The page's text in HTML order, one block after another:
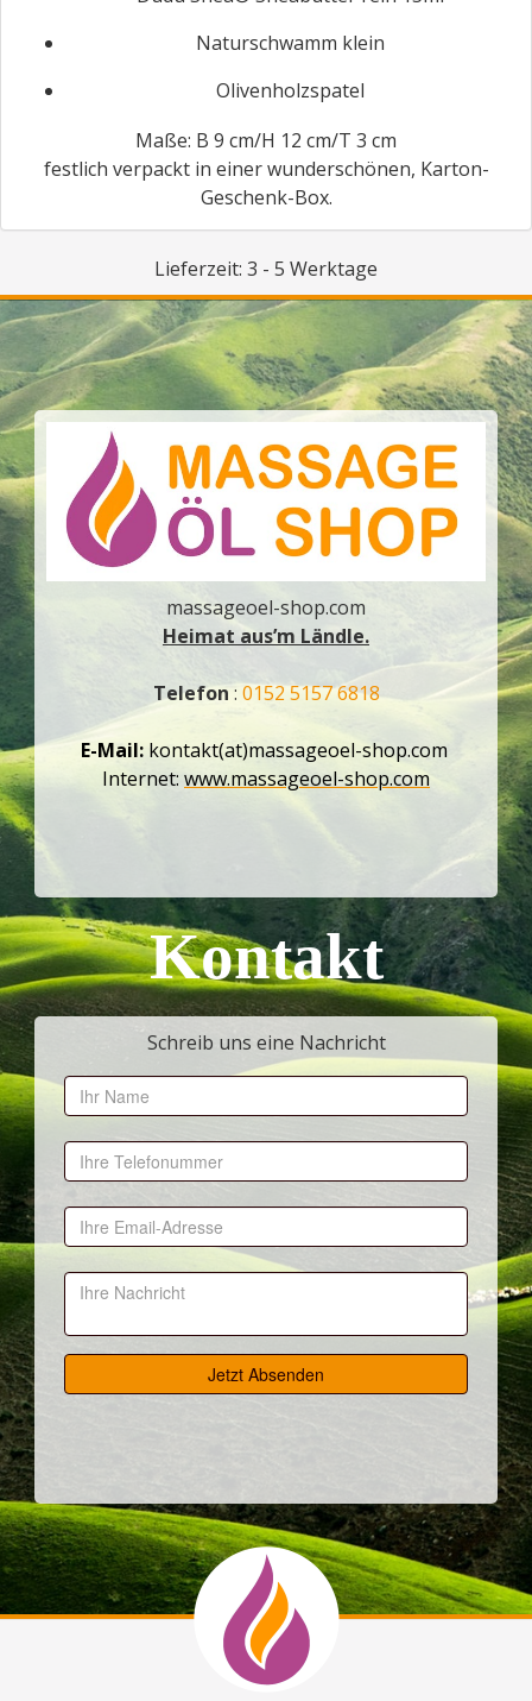
Naturschwamm klein
Olivenholzspatel
Maße: B 9 cm/H 12 cm/T 3 cm
festlich verpackt in einer wunderschönen, Karton-
Geschenk-Box.
Lieferzeit: 3 - 5 Werktage
massageoel-shop.com
Heimat aus’m Ländle.
Telefon: 0152 5157 6818
E-Mail: kontakt(at)massageoel-shop.com
Internet: www.massageoel-shop.com
Kontakt
Schreib uns eine Nachricht